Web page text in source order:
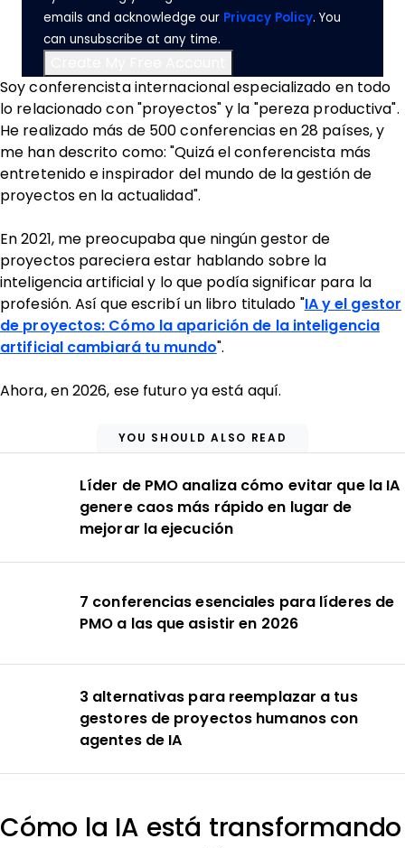
emails and acknowledge our Privacy Policy. You
can unsubscribe at any time.
Soy conferencista internacional especializado en todo
lo relacionado con "proyectos" y la "pereza productiva".
He realizado más de 500 conferencias en 28 países, y
me han descrito como: "Quizá el conferencista más
entretenido e inspirador del mundo de la gestión de
proyectos en la actualidad".
En 2021, me preocupaba que ningún gestor de
proyectos pareciera estar hablando sobre la
inteligencia artificial y lo que podía significar para la
profesión. Así que escribí un libro titulado "IA y el gestor
de proyectos: Cómo la aparición de la inteligencia
artificial cambiará tu mundo".
Ahora, en 2026, ese futuro ya está aquí.
YOU SHOULD ALSO READ
Líder de PMO analiza cómo evitar que la IA
genere caos más rápido en lugar de
mejorar la ejecución
7 conferencias esenciales para líderes de
PMO a las que asistir en 2026
3 alternativas para reemplazar a tus
gestores de proyectos humanos con
agentes de IA
Cómo la IA está transformando